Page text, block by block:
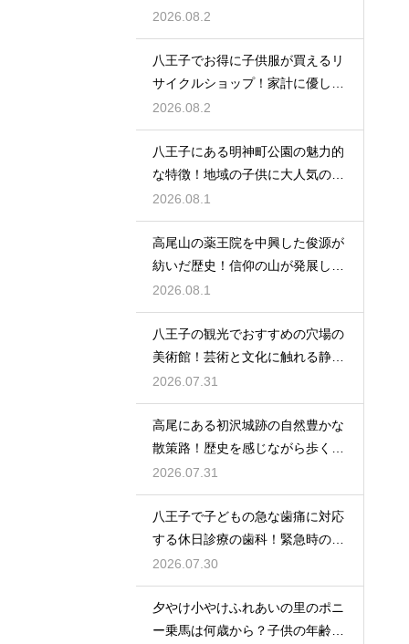
の裏ワザ
2026.08.2
八王子でお得に子供服が買えるリ
サイクルショップ！家計に優しい
お店特集
2026.08.2
八王子にある明神町公園の魅力的
な特徴！地域の子供に大人気の遊
び場紹介
2026.08.1
高尾山の薬王院を中興した俊源が
紡いだ歴史！信仰の山が発展した
理由とは
2026.08.1
八王子の観光でおすすめの穴場の
美術館！芸術と文化に触れる静か
なひと時
2026.07.31
高尾にある初沢城跡の自然豊かな
散策路！歴史を感じながら歩くハ
イキング
2026.07.31
八王子で子どもの急な歯痛に対応
する休日診療の歯科！緊急時の強
い味方
2026.07.30
夕やけ小やけふれあいの里のポニ
ー乗馬は何歳から？子供の年齢と